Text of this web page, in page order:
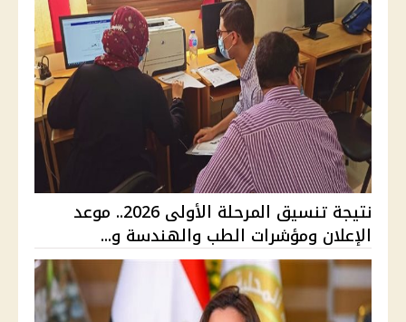
نتيجة تنسيق المرحلة الأولى 2026.. موعد
الإعلان ومؤشرات الطب والهندسة و...